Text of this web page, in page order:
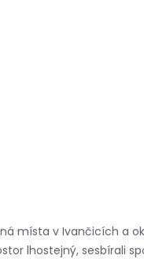
místa v Ivančicích a
lhostejný, sesbírali